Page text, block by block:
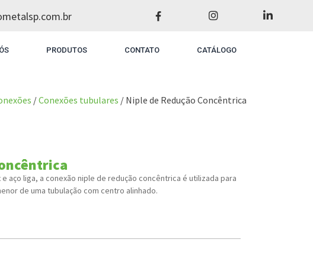
PRODUTOS CONTATO CATÁLOGO
/Conexões tubulares / Niple de Redução Concêntrica
aço liga, a conexão niple de redução concêntrica é utilizada para
de uma tubulação com centro alinhado.